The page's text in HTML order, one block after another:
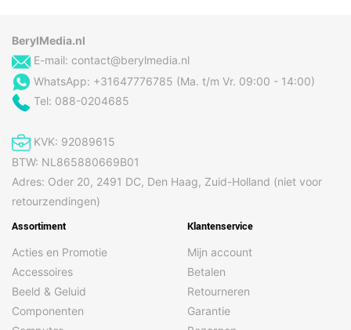
BerylMedia.nl
E-mail: contact@berylmedia.nl
WhatsApp: +31647776785 (Ma. t/m Vr. 09:00 - 14:00)
Tel: 088-0204685
KVK: 92089615
BTW: NL865880669B01
Adres: Oder 20, 2491 DC, Den Haag, Zuid-Holland (niet voor
retourzendingen)
Assortiment
Acties en Promotie
Accessoires
Beeld & Geluid
Componenten
Klantenservice
Mijn account
Betalen
Retourneren
Garantie